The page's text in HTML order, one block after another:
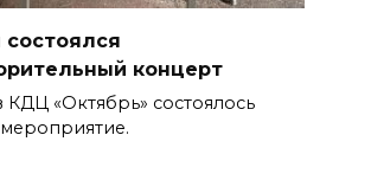
состоялся
концерт
КДЦ «Октябрь» состоялось